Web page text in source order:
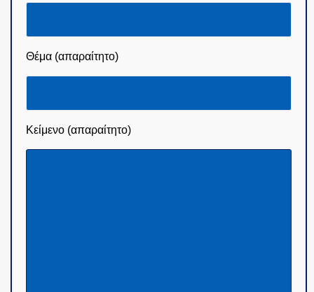
Θέμα (απαραίτητο)
Κείμενο (απαραίτητο)